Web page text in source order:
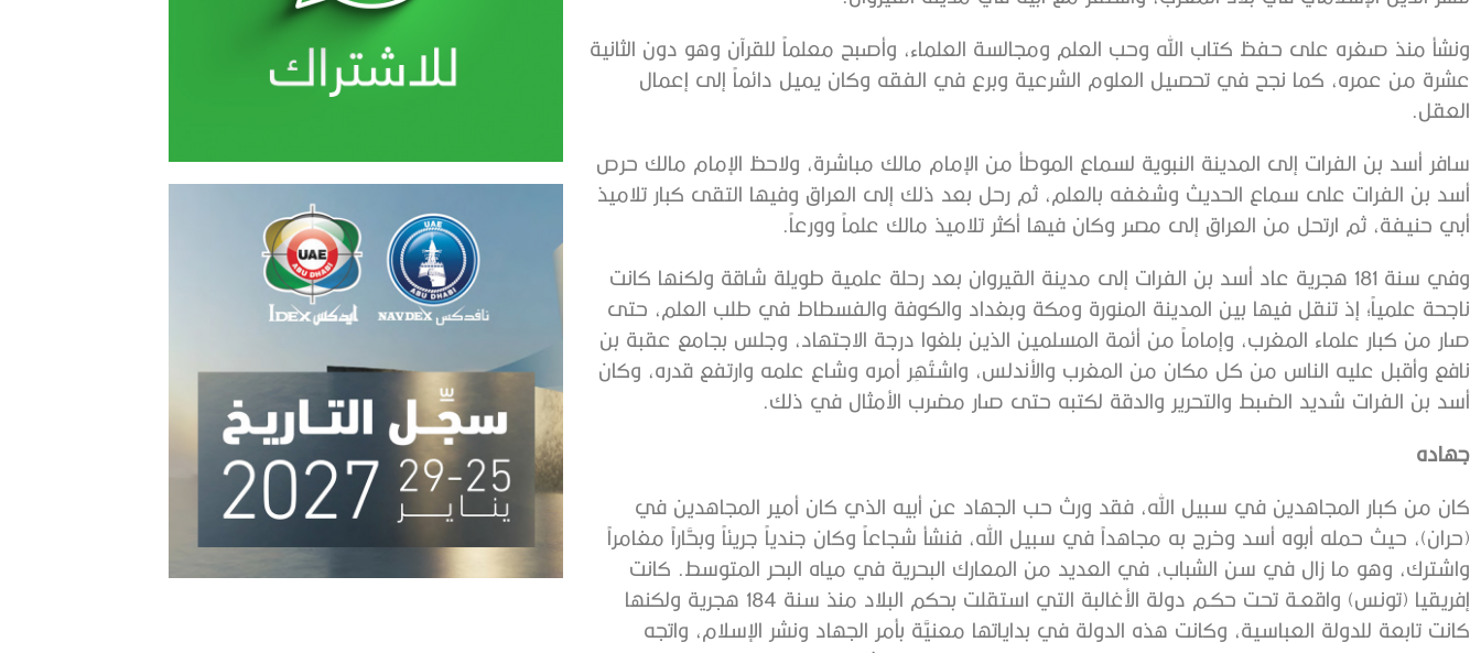
ونشأ منذ صغره على حفظ كتاب الله وحب العلم ومجالسة العلماء، وأصبح معلماً للقرآن وهو دون الثانية
عشرة من عمره، كما نجح في تحصيل العلوم الشرعية وبرع في الفقه وكان يميل دائماً إلى إعمال
العقل.
سافر أسد بن الفرات إلى المدينة النبوية لسماع الموطأ من الإمام مالك مباشرة، ولاحظ الإمام مالك حرص
أسد بن الفرات على سماع الحديث وشغفه بالعلم، ثم رحل بعد ذلك إلى العراق وفيها التقى كبار تلاميذ
أبي حنيفة، ثم ارتحل من العراق إلى مصر وكان فيها أكثر تلاميذ مالك علماً وورعاً.
وفي سنة 181 هجرية عاد أسد بن الفرات إلى مدينة القيروان بعد رحلة علمية طويلة شاقة ولكنها كانت
ناجحة علمياً؛ إذ تنقل فيها بين المدينة المنورة ومكة وبغداد والكوفة والفسطاط في طلب العلم، حتى
صار من كبار علماء المغرب، وإماماً من أئمة المسلمين الذين بلغوا درجة الاجتهاد، وجلس بجامع عقبة بن
نافع وأقبل عليه الناس من كل مكان من المغرب والأندلس، واشتُهِر أمره وشاع علمه وارتفع قدره، وكان
أسد بن الفرات شديد الضبط والتحرير والدقة لكتبه حتى صار مضرب الأمثال في ذلك.
جهاده
كان من كبار المجاهدين في سبيل الله، فقد ورث حب الجهاد عن أبيه الذي كان أمير المجاهدين في
(حران)، حيث حمله أبوه أسد وخرج به مجاهداً في سبيل الله، فنشأ شجاعاً وكان جندياً جريئاً وبحَّاراً مغامراً
واشترك، وهو ما زال في سن الشباب، في العديد من المعارك البحرية في مياه البحر المتوسط. كانت
إفريقيا (تونس) واقعـة تحت حكـم دولة الأغالبة التي استقلت بحكم البلاد منذ سنة 184 هجرية ولكنها
كانت تابعة للدولة العباسية، وكانت هذه الدولة في بداياتها معنيَّة بأمر الجهاد ونشر الإسلام، واتجه